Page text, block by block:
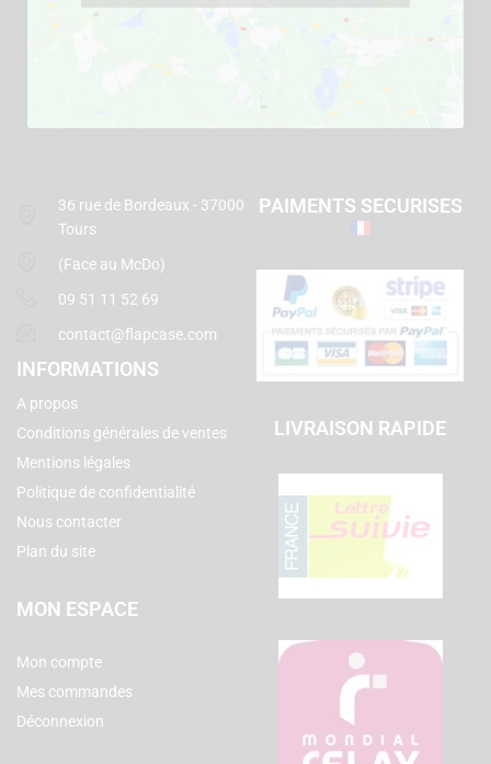
36 rue de Bordeaux - 37000
Tours
(Face au McDo)
09 51 11 52 69
contact@flapcase.com
INFORMATIONS
A propos
Conditions générales de ventes
Mentions légales
Politique de confidentialité
Nous contacter
Plan du site
MON ESPACE
Mon compte
Mes commandes
Déconnexion
PAIMENTS SECURISES
LIVRAISON RAPIDE